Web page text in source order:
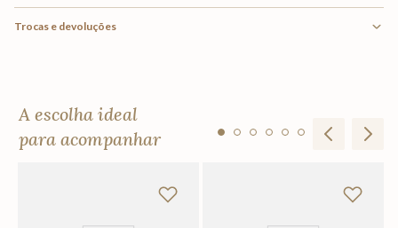
Trocas e devoluções
A escolha ideal
para acompanhar